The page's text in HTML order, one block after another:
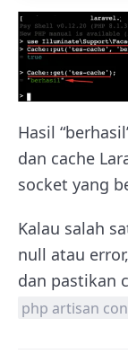
Hasil
dan cache
socket yang
Kalau salah
null atau
dan pastikan
php artisan